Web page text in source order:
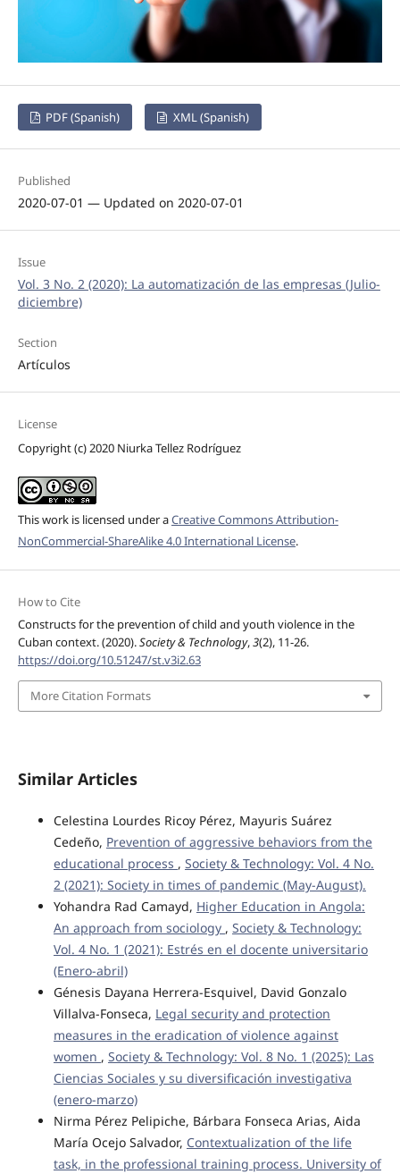
PDF (Spanish) XML (Spanish)
Published
2020-07-01 — Updated on 2020-07-01
Issue
Vol. 3 No. 2 (2020): La automatización de las empresas (Julio-
diciembre)
Section
Artículos
License
Copyright (c) 2020 Niurka Tellez Rodríguez
This work is licensed under aCreative Commons Attribution-
NonCommercial-ShareAlike 4.0 International License.
How to Cite
Constructs for the prevention of child and youth violence in the
Cuban context. (2020).Society & Technology,3(2), 11-26.
https://doi.org/10.51247/st.v3i2.63
More Citation Formats
Similar Articles
Celestina Lourdes Ricoy Pérez, Mayuris Suárez
Cedeño, Prevention of aggressive behaviors from the
educational process , Society & Technology: Vol. 4 No.
2 (2021): Society in times of pandemic (May-August).
Yohandra Rad Camayd, Higher Education in Angola:
An approach from sociology , Society & Technology:
Vol. 4 No. 1 (2021): Estrés en el docente universitario
(Enero-abril)
Génesis Dayana Herrera-Esquivel, David Gonzalo
Villalva-Fonseca, Legal security and protection
measures in the eradication of violence against
women , Society & Technology: Vol. 8 No. 1 (2025): Las
Ciencias Sociales y su diversificación investigativa
(enero-marzo)
Nirma Pérez Pelipiche, Bárbara Fonseca Arias, Aida
María Ocejo Salvador, Contextualization of the life
task, in the professional training process. University of